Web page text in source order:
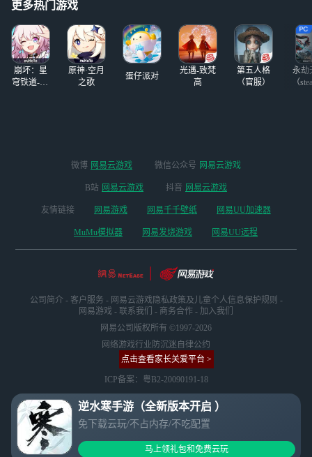
逆水寒手游（全新版本开启 ）
免下载云玩/不占内存/不吃配置
马上领礼包和免费云玩
共） 两个浮生若
了反正不是很鬼
第一个号（浮生若
梦 九零） 有天赏
头（六个
更多热门游戏
崩坏：星
穹铁道-4.4
原神·空月
之歌
蛋仔派对
光遇-致梵
高
第五人格
（官服）
永劫
（
微博 网易云游戏 微信公众号 网易云游戏
B站 网易云游戏 抖音 网易云游戏
友情链接 网易游戏 网易千千壁纸 网易UU加速器
MuMu模拟器 网易发烧游戏 网易UU远程
公司简介 - 客户服务 - 网易云游戏隐私政策及儿童个人信息保护规则 -
网易游戏 - 联系我们 - 商务合作 - 加入我们
网易公司版权所有 ©1997-2026
网络游戏行业防沉迷自律公约
点击查看家长关爱平台 >
ICP备案：粤B2-20090191-18